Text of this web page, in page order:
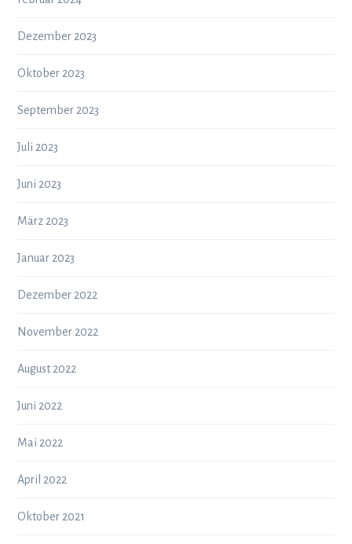
Dezember 2023
Oktober 2023
September 2023
Juli 2023
Juni 2023
März 2023
Januar 2023
Dezember 2022
November 2022
August 2022
Juni 2022
Mai 2022
April 2022
Oktober 2021